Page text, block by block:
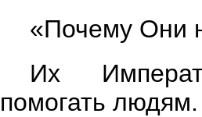
«Почему Они
Их
помогать людям.